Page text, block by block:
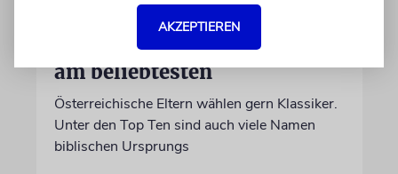
Diese hebräischen
Vornamen in Österreich sind
am beliebtesten
Österreichische Eltern wählen gern Klassiker.
Unter den Top Ten sind auch viele Namen
biblischen Ursprungs
AKZEPTIEREN